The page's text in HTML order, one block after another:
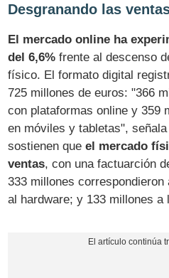
Desgranando las
El mercado online ha
del 6,6% frente al descenso
físico. El formato digital
725 millones de euros: "366
con plataformas online y 359
en móviles y tabletas",
sostienen queel mercado
ventas, con una factuarción
333 millones
al hardware; y 133 millones a